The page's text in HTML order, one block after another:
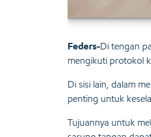
Feders-Di tengan
mengikuti protokol
Di sisi lain, dalam
penting untuk
Tujuannya untuk